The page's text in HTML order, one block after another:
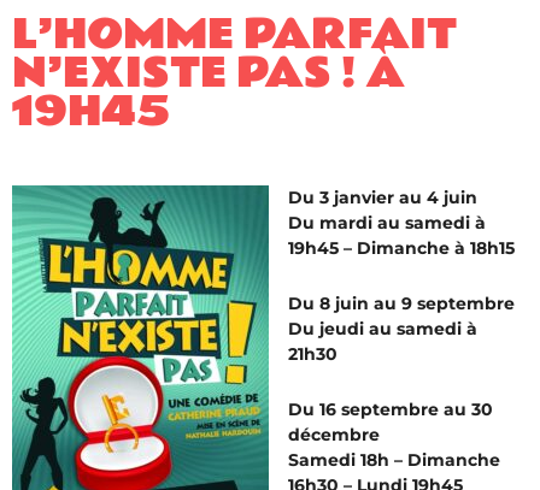
L’HOMME PARFAIT
N’EXISTE PAS ! À
19H45
Du 3 janvier au 4 juin
Du mardi au samedi à
19h45 – Dimanche à 18h15
Du 8 juin au 9 septembre
Du jeudi au samedi à
21h30
Du 16 septembre au 30
décembre
Samedi 18h – Dimanche
16h30 – Lundi 19h45